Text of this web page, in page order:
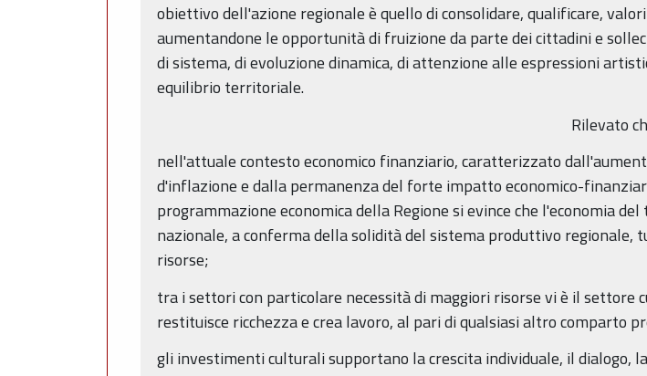
obiettivo dell'azione regionale è quello di consolidare, qualificare,
aumentandone le opportunità di fruizione da parte dei cittadini e
di sistema, di evoluzione dinamica, di attenzione alle espressioni
equilibrio territoriale.
Rilevato
nell'attuale contesto economico finanziario, caratterizzato
d'inflazione e dalla permanenza del forte impatto economico-
programmazione economica della Regione si evince che l'economia
nazionale, a conferma della solidità del sistema produttivo
risorse;
tra i settori con particolare necessità di maggiori risorse vi è il settore
restituisce ricchezza e crea lavoro, al pari di qualsiasi altro comparto
gli investimenti culturali supportano la crescita individuale, il dialogo,